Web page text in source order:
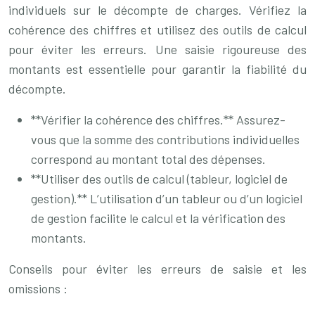
individuels sur le décompte de charges. Vérifiez la
cohérence des chiffres et utilisez des outils de calcul
pour éviter les erreurs. Une saisie rigoureuse des
montants est essentielle pour garantir la fiabilité du
décompte.
**Vérifier la cohérence des chiffres.** Assurez-
vous que la somme des contributions individuelles
correspond au montant total des dépenses.
**Utiliser des outils de calcul (tableur, logiciel de
gestion).** L’utilisation d’un tableur ou d’un logiciel
de gestion facilite le calcul et la vérification des
montants.
Conseils pour éviter les erreurs de saisie et les
omissions :